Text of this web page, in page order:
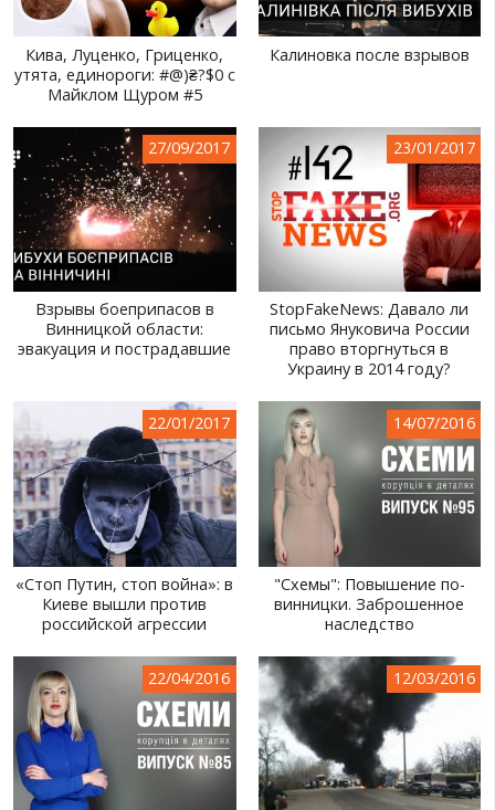
АМАТОРСКОЕ ВИДЕО
ХУДОЖЕСТВЕНЫЕ И ДОКУМЕНТАЛЬНЫЕ ПРОЕКТЫ
ПУБЛИЧНЫЕ ЛЮДИ
РОССИЙСКО-УКРАИНСКАЯ ВОЙНА
WINTER ON FIRE: UKRAINE'S FIGHT FOR FREEDOM
УСЛУГИ
Кива, Луценко, Гриценко,
утята, единороги: #@)₴?$0 с
Майклом Щуром #5
Калиновка после взрывов
27/09/2017
Взрывы боеприпасов в
Винницкой области:
эвакуация и пострадавшие
23/01/2017
StopFakeNews: Давало ли
письмо Януковича России
право вторгнуться в
Украину в 2014 году?
22/01/2017
«Стоп Путин, стоп война»: в
Киеве вышли против
российской агрессии
14/07/2016
"Схемы": Повышение по-
винницки. Заброшенное
наследство
22/04/2016 12/03/2016